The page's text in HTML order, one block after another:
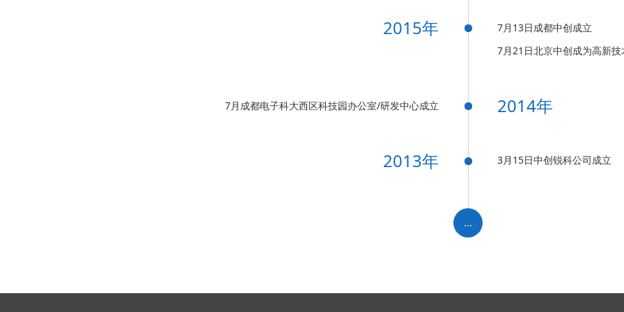
2015年
7月13日成都中创成立
7月21日北京中创成为高新技
2014年
7月成都电子科大西区科技园办公室/研发中心成立
2013年 3月15日中创锐科公司成立